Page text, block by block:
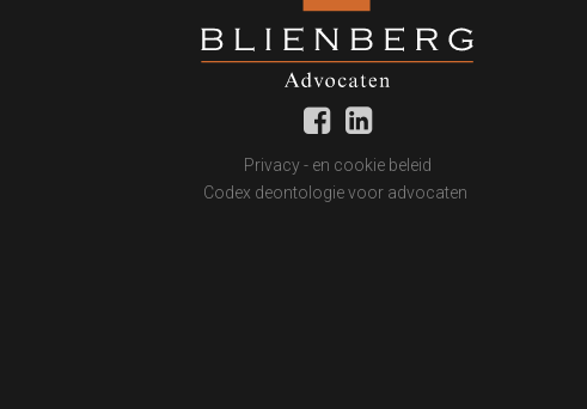
Privacy - en cookie beleid
Codex deontologie voor advocaten